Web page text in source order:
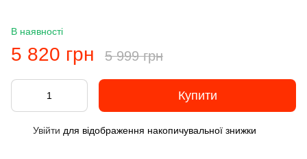
В наявності
5 820 грн 5 999 грн
Купити
Увійти для відображення накопичувальної знижки